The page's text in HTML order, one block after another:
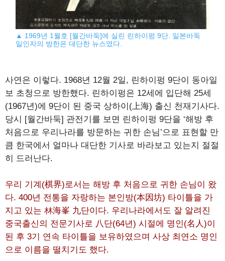
▲ 1969년 1월호 [월간바둑]에 실린 린하이펑 9단. 일본바둑
일인자의 방한은 대단한 뉴스였다.
사연은 이렇다. 1968년 12월 2일, 린하이펑 9단이 동아일
보 초청으로 방한했다. 린하이펑은 12세에 입단해 25세
(1967년)에 9단이 된 중국 상하이(上海) 출신 천재기사다.
당시 [월간바둑] 관전기를 보면 린하이펑 9단을 ‘해방 후
처음으로 우리나라를 방문하는 귀한 손님’으로 표현할 만
큼 한국에서 얼마나 대단한 기사로 바라보고 있는지 절절
히 드러난다.
우리 기계(棋界)로서는 해방 후 처음으로 귀한 손님이 왔
다. 400년 전통을 자랑하는 본인방(本因坊) 타이틀을 가
지고 있는 林海峯 九단이다. 우리나라에서도 잘 알려진
중국출신의 전문기사로 八단(64년) 시절에 명인(名人)이
된 후 3기 연속 타이틀을 보유하였으며 사상 최연소 명인
으로 이름을 떨치기도 했다.